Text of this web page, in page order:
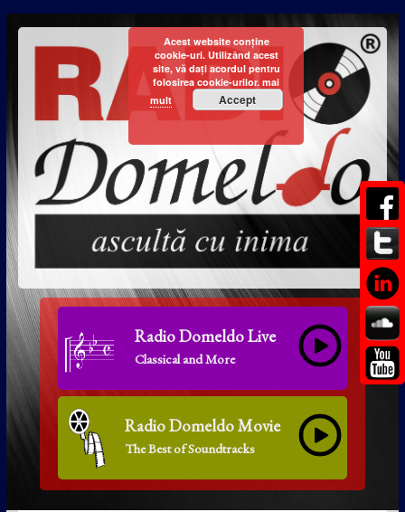
Radio Domeldo Live
Classical and More
Radio Domeldo Movie
The Best of Soundtracks
Acest website conține
cookie-uri. Utilizând acest
site, vă dați acordul pentru
folosirea cookie-urilor. mai
mult
Accept